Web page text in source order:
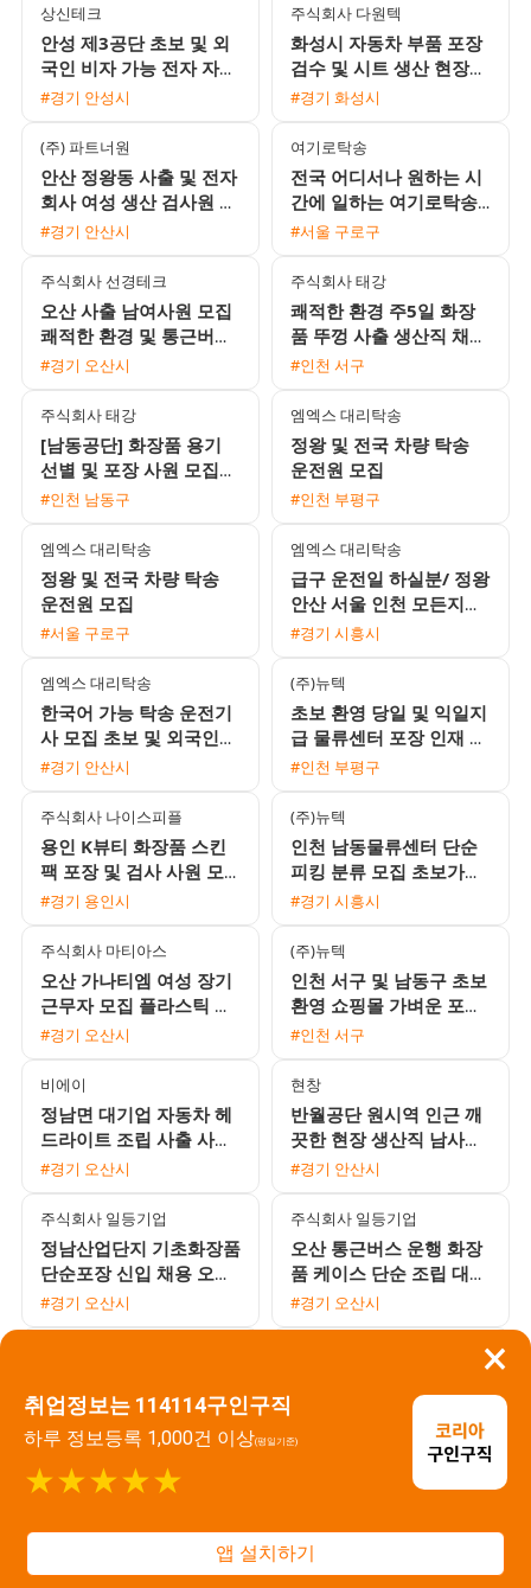
×
취업정보는 114114구인구직
하루 정보등록 1,000건 이상(평일기준)
★★★★★
앱 설치하기
상신테크
안성 제3공단 초보 및 외
국인 비자 가능 전자 자동
차 부품 조립 검수 용접
#경기 안성시
주식회사 다원텍
화성시 자동차 부품 포장
검수 및 시트 생산 현장
사원 채용
#경기 화성시
(주) 파트너원
안산 정왕동 사출 및 전자
회사 여성 생산 검사원 모
집 주급 일당 지급 및 통
#경기 안산시
여기로탁송
전국 어디서나 원하는 시
간에 일하는 여기로탁송
운전기사 모집 (초보 및
#서울 구로구
주식회사 선경테크
오산 사출 남여사원 모집
쾌적한 환경 및 통근버스
운행 3조2교대
#경기 오산시
주식회사 태강
쾌적한 환경 주5일 화장
품 뚜껑 사출 생산직 채용
주급 가능 및 정직원 전환
#인천 서구
주식회사 태강
[남동공단] 화장품 용기
선별 및 포장 사원 모집
(주급 가능 / 주5일 2교
#인천 남동구
엠엑스 대리탁송
정왕 및 전국 차량 탁송
운전원 모집
#인천 부평구
엠엑스 대리탁송
정왕 및 전국 차량 탁송
운전원 모집
#서울 구로구
엠엑스 대리탁송
급구 운전일 하실분/ 정왕
안산 서울 인천 모든지역
가능
#경기 시흥시
엠엑스 대리탁송
한국어 가능 탁송 운전기
사 모집 초보 및 외국인
환영
#경기 안산시
(주)뉴텍
초보 환영 당일 및 익일지
급 물류센터 포장 인재 모
집
#인천 부평구
주식회사 나이스피플
용인 K뷰티 화장품 스킨
팩 포장 및 검사 사원 모
집 초보 및 동반지원 환영
#경기 용인시
(주)뉴텍
인천 남동물류센터 단순
피킹 분류 모집 초보가능
익일지급 프로모션 진행
#경기 시흥시
주식회사 마티아스
오산 가나티엠 여성 장기
근무자 모집 플라스틱 사
상 및 검사 단순 작업 통
#경기 오산시
(주)뉴텍
인천 서구 및 남동구 초보
환영 쇼핑몰 가벼운 포장
및 라벨 부착 단순 업무
#인천 서구
비에이
정남면 대기업 자동차 헤
드라이트 조립 사출 사원
모집 초보 및 교포 환영
#경기 오산시
현창
반월공단 원시역 인근 깨
끗한 현장 생산직 남사원
모집 매월 상여금 약 35만
#경기 안산시
주식회사 일등기업
정남산업단지 기초화장품
단순포장 신입 채용 오산
병점 통근버스 운행 주간
#경기 오산시
주식회사 일등기업
오산 통근버스 운행 화장
품 케이스 단순 조립 대규
모 채용 (하루 근무 체험
#경기 오산시
규모 채용 만근수당 및 교
통비 지급 주부사원 F비
자 환영
#경기 화성시
간 및 야간 고정 선택 / 자
동차부품 및 복합기 단순
조립·검사 / 주급 가능·통
#경기 시흥시
주식회사 에스엠테크
부품 SMT 후공정 생산직
주식회사 에스엠테크
AOI 생산 사원 모집 신입
지원 가능 경력자 우대 통
#경기 시흥시